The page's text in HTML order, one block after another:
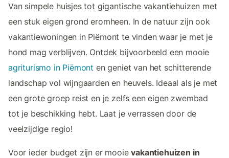
Van simpele huisjes tot gigantische vakantiehuizen met
een stuk eigen grond eromheen. In de natuur zijn ook
vakantiewoningen in Piëmont te vinden waar je met je
hond mag verblijven. Ontdek bijvoorbeeld een mooie
agriturismo in Piëmont en geniet van het schitterende
landschap vol wijngaarden en heuvels. Ideaal als je met
een grote groep reist en je zelfs een eigen zwembad
tot je beschikking hebt. Laat je verrassen door de
veelzijdige regio!
Voor ieder budget zijn er mooievakantiehuizen in